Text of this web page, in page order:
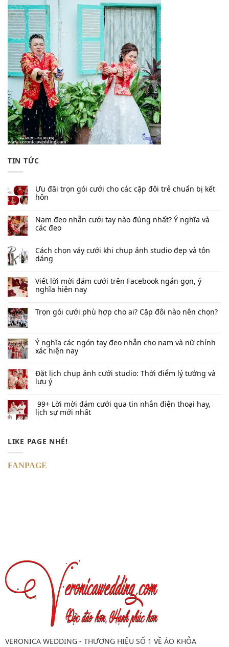
TIN TỨC
Ưu đãi trọn gói cưới cho các cặp đôi trẻ chuẩn bị kết
hôn
Nam đeo nhẫn cưới tay nào đúng nhất​? Ý nghĩa và
các đeo
Cách chọn váy cưới khi chụp ảnh studio đẹp và tôn
dáng
Viết lời mời đám cưới trên Facebook​ ngắn gọn, ý
nghĩa hiện nay
Trọn gói cưới phù hợp cho ai? Cặp đôi nào nên chọn?
Ý nghĩa các ngón tay đeo nhẫn cho nam và nữ chính
xác hiện nay
Đặt lịch chụp ảnh cưới studio: Thời điểm lý tưởng và
lưu ý
99+ Lời mời đám cưới qua tin nhắn​ điện thoại hay,
lịch sự mới nhất
LIKE PAGE NHÉ!
FANPAGE
VERONICA WEDDING - THƯƠNG HIỆU SỐ 1 VỀ ÁO KHỎA